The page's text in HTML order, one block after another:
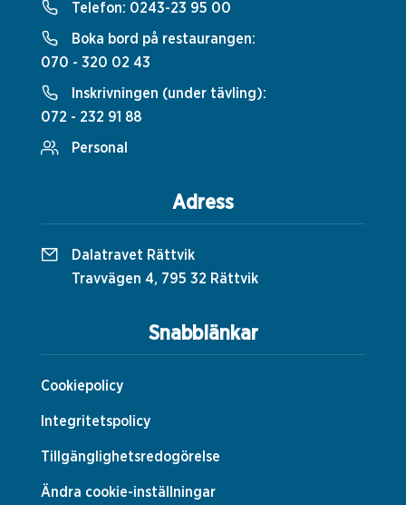
Snabblänkar
Cookiepolicy
Integritetspolicy
Tillgänglighetsredogörelse
Ändra cookie-inställningar
Telefon: 0243-23 95 00
Boka bord på restaurangen:
070 - 320 02 43
Inskrivningen (under tävling):
072 - 232 91 88
Personal
Adress
Dalatravet Rättvik
Travvägen 4, 795 32 Rättvik